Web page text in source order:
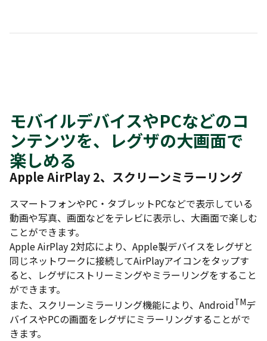
モバイルデバイスやPCなどのコ
ンテンツを、レグザの大画面で
楽しめる
Apple AirPlay 2、スクリーンミラーリング
スマートフォンやPC・タブレットPCなどで表示している
動画や写真、画面などをテレビに表示し、大画面で楽しむ
ことができます。
Apple AirPlay 2対応により、Apple製デバイスをレグザと
同じネットワークに接続してAirPlayアイコンをタップす
ると、レグザにストリーミングやミラーリングをすること
ができます。
また、スクリーンミラーリング機能により、AndroidTMデ
バイスやPCの画面をレグザにミラーリングすることがで
きます。